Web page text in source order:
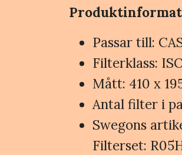
Passar till:
Filterklass:
Mått: 410 x
Antal filter i
Swegons
Filterset: